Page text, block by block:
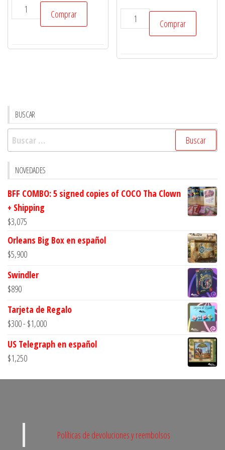
Swindler
cantidadComprar
Anarquistas
-
Vampiro
Comprar
BUSCAR
Buscar:
NOVEDADES
BFF COMBO: 5 signed copies of COCO Tha Clown
+ Shipping
$3,075
Orleans Big Box en español
$5,900
Swindler
$890
Tarjeta de Regalo
$300- $1,000Rango
precios:
$300
US Telegraph en español
$1,250
Políticas de devoluciones y reembolsos